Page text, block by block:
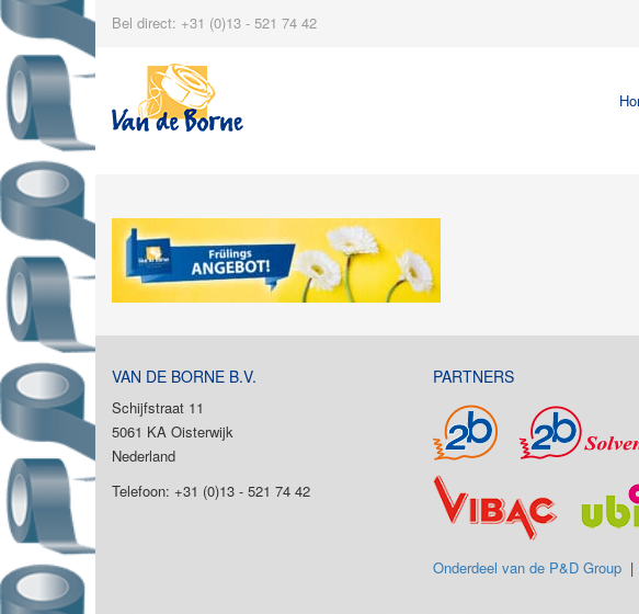
Bel direct: +31 (0)13 - 521 74 42
VAN DE BORNE B.V.
Schijfstraat 11
5061 KA Oisterwijk
Nederland
Telefoon: +31 (0)13 - 521 74 42
PARTNERS
Onderdeel van de P&D Group|